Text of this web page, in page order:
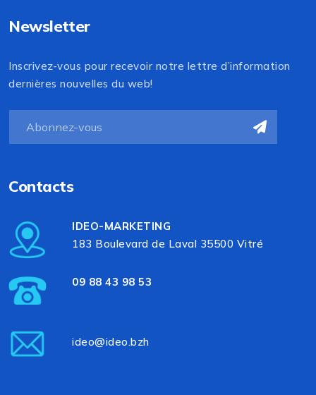
Newsletter
Inscrivez-vous pour recevoir notre lettre d’information
dernières nouvelles du web!
Contacts
IDEO-MARKETING
183 Boulevard de Laval 35500 Vitré
09 88 43 98 53
ideo@ideo.bzh